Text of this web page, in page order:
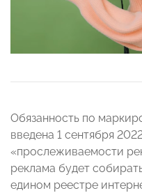
Обязанность по
введена 1 сентября
«прослеживаемости
реклама будет
едином реестре